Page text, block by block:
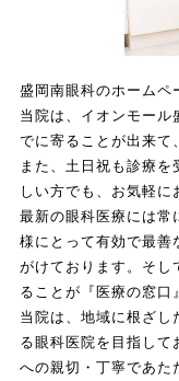
盛岡南眼科のホームペ
当院は、イオンモー
でに寄ることが出来て
また、土日祝も診療
しい方でも、お気軽に
最新の眼科医療には常
様にとって有効で最善
がけております。そし
ることが『医療の窓口
当院は、地域に根ざし
る眼科医院を目指して
への親切・丁寧であた